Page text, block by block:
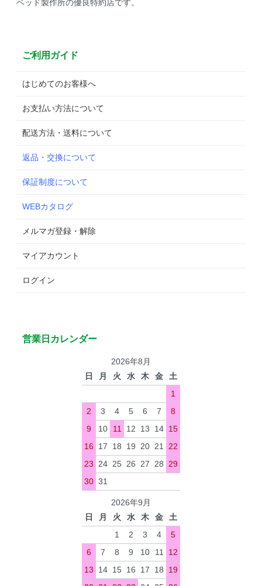
ベッド製作所の優良特約店です。
ご利用ガイド
はじめてのお客様へ
お支払い方法について
配送方法・送料について
返品・交換について
保証制度について
WEBカタログ
メルマガ登録・解除
マイアカウント
ログイン
営業日カレンダー
2026年8月
日
月 火 水 木 金
土
1
2
3 4 5 6 7
8
9
10 11 12 13 14 15
16 17 18 19 20 21
22
23
24 25 26 27 28
29
30 31
2026年9月
日
月 火 水 木 金
土
1
2 3 4
5
6
7 8 9 10 11
12
13
14 15 16 17 18
19